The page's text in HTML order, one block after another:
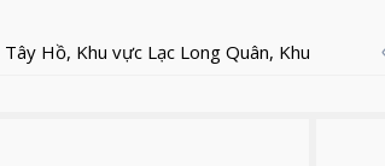
Tây Hồ, Khu vực Lạc Long Quân, Khu